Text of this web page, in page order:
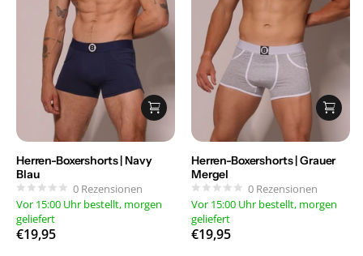
Herren-Boxershorts | Navy
Blau
0 Rezensionen
Vor 15:00 Uhr bestellt, morgen
geliefert
€19,95
Herren-Boxershorts | Grauer
Mergel
0 Rezensionen
Vor 15:00 Uhr bestellt, morgen
geliefert
€19,95